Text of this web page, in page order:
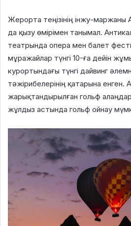
Жерорта теңізінің інжу-маржаны
да қызу өмірімен танымал.
театрында опера мен балет
мұражайлар түнгі 10-ға дейін
курортындағы түнгі дайвинг
тәжірибелерінің қатарына енген.
жарықтандырылған гольф
жұлдыз астында гольф ойнау